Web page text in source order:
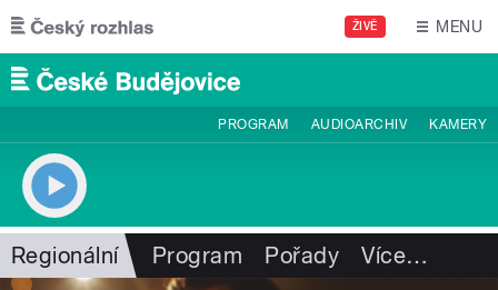
Přejít k hlavnímu obsahu
ŽIVĚ MENU
PROGRAM AUDIOARCHIV KAMERY
Regionální Program Pořady Více…